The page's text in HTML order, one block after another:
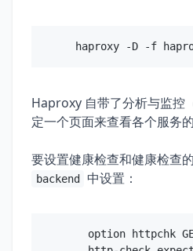
    retries 3
backend host-cn
balance
option
option
server abc-
server abc-
Haproxy 自带了分析与监控
定一个页面来查看各个服务的
要设置健康检查和健康检查
backend 中设置：
option httpchk